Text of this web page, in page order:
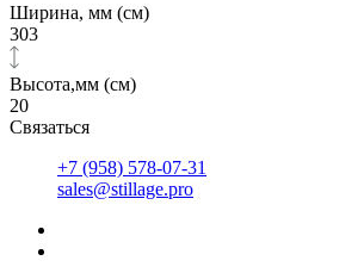
Ширина, мм (см)
303
Высота,мм (см)
20
Связаться
+7 (958) 578-07-31
sales@stillage.pro